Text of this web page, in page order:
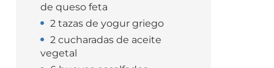
de queso feta
2 tazas de yogur griego
2 cucharadas de aceite
vegetal